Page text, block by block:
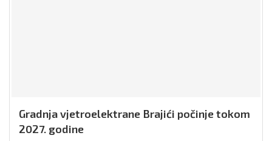
Gradnja vjetroelektrane Brajići počinje tokom
2027. godine